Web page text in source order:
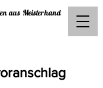
aus Meisterhand